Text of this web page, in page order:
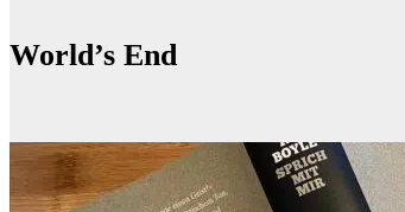
World’s End